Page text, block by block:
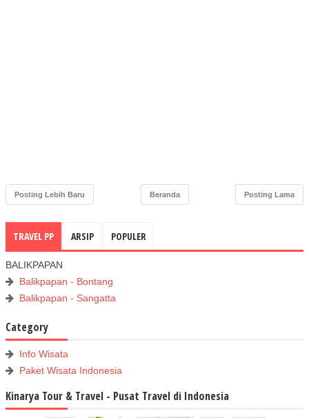
Posting Lebih Baru Posting Lama
Beranda
TRAVEL PP ARSIP POPULER
BALIKPAPAN
Balikpapan - Bontang
Balikpapan - Sangatta
Category
Info Wisata
Paket Wisata Indonesia
Kinarya Tour & Travel - Pusat Travel di Indonesia